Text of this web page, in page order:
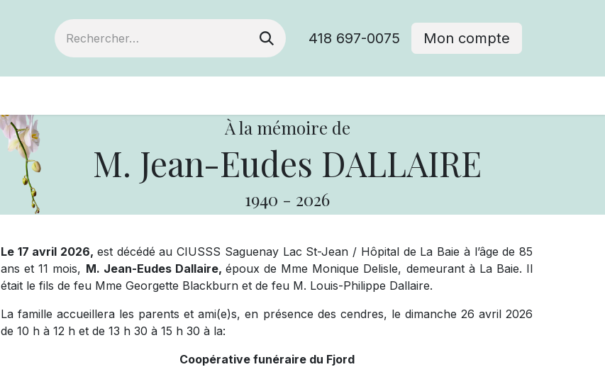
418 697-0075 Mon compte
À la mémoire de
M. Jean-Eudes DALLAIRE
1940 - 2026
Le 17 avril 2026, est décédé au CIUSSS Saguenay Lac St-Jean / Hôpital de La Baie à l’âge de 85
ans et 11 mois, M. Jean-Eudes Dallaire, époux de Mme Monique Delisle, demeurant à La Baie. Il
était le fils de feu Mme Georgette Blackburn et de feu M. Louis-Philippe Dallaire.
La famille accueillera les parents et ami(e)s, en présence des cendres, le dimanche 26 avril 2026
de 10 h à 12 h et de 13 h 30 à 15 h 30 à la:
Coopérative funéraire du Fjord